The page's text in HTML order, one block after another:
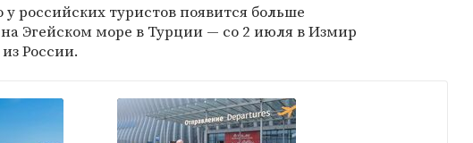
у российских туристов появится больше
Эгейском море в Турции — со 2 июля в Измир
России.